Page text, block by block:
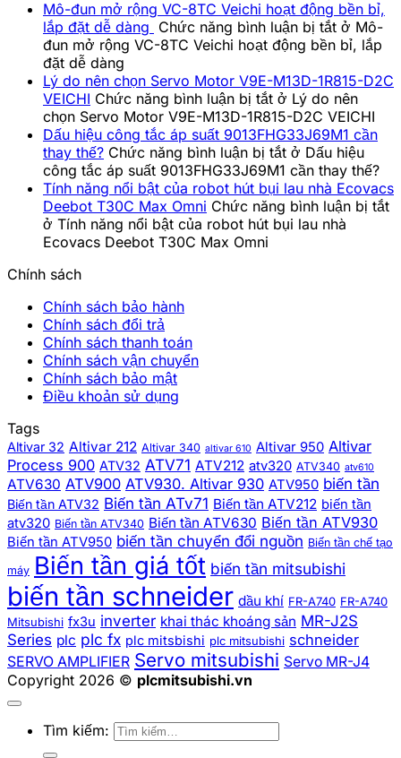
Mô-đun mở rộng VC-8TC Veichi hoạt động bền bỉ,
lắp đặt dễ dàng Chức năng bình luận bị tắt ở Mô-
đun mở rộng VC-8TC Veichi hoạt động bền bỉ, lắp
đặt dễ dàng
Lý do nên chọn Servo Motor V9E-M13D-1R815-D2C
VEICHI Chức năng bình luận bị tắt ở Lý do nên
chọn Servo Motor V9E-M13D-1R815-D2C VEICHI
Dấu hiệu công tắc áp suất 9013FHG33J69M1 cần
thay thế? Chức năng bình luận bị tắt ở Dấu hiệu
công tắc áp suất 9013FHG33J69M1 cần thay thế?
Tính năng nổi bật của robot hút bụi lau nhà Ecovacs
Deebot T30C Max Omni Chức năng bình luận bị tắt
ở Tính năng nổi bật của robot hút bụi lau nhà
Ecovacs Deebot T30C Max Omni
Chính sách
Chính sách bảo hành
Chính sách đổi trả
Chính sách thanh toán
Chính sách vận chuyển
Chính sách bảo mật
Điều khoản sử dụng
Tags
Altivar 32 Altivar 212 Altivar 340 altivar 610 Altivar 950 Altivar
Process 900 ATV32 ATV71 ATV212 atv320 ATV340 atv610
ATV630 ATV900 ATV930. Altivar 930 ATV950 biến tần
Biến tần ATV32 Biến tần ATv71 Biến tần ATV212 biến tần
atv320 Biến tần ATV340 Biến tần ATV630 Biến tần ATV930
Biến tần ATV950 biến tần chuyển đổi nguồn Biến tần chế tạo
máy Biến tần giá tốt biến tần mitsubishi
biến tần schneider dầu khí FR-A740 FR-A740
Mitsubishi fx3u inverter khai thác khoáng sản MR-J2S
Series plc plc fx plc mitsbishi plc mitsubishi schneider
SERVO AMPLIFIER Servo mitsubishi Servo MR-J4
Copyright 2026 © plcmitsubishi.vn
Tìm kiếm: